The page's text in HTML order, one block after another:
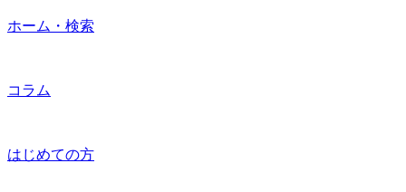
ホーム・検索
コラム
はじめての方